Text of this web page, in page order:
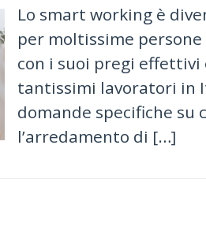
Lo smart working è
per moltissime
con i suoi pregi
tantissimi lavoratori in
domande specifiche su
l’arredamento di […]